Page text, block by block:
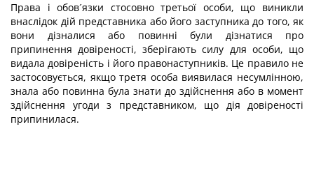
Права і обов´язки стосовно третьої особи, що виникли
внаслідок дій представника або його заступника до того, як
вони дізналися або повинні були дізнатися про
припинення довіреності, зберігають силу для особи, що
видала довіреність і його правонаступників. Це правило не
застосовується, якщо третя особа виявилася несумлінною,
знала або повинна була знати до здійснення або в момент
здійснення угоди з представником, що дія довіреності
припинилася.